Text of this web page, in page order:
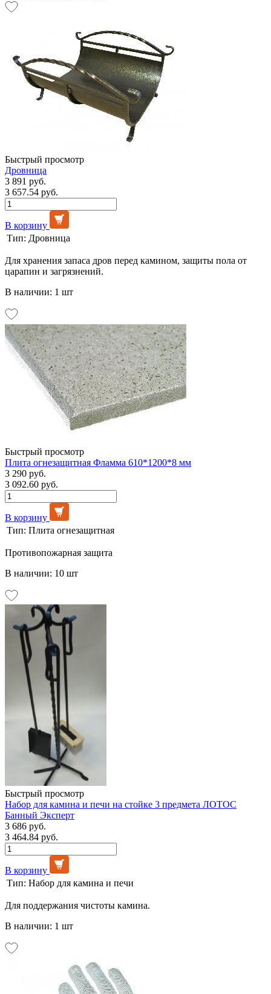
Быстрый просмотр
Дровница
3 891 руб.
3 657.54 руб.
В корзину
Тип: Дровница
Для хранения запаса дров перед камином, защиты пола от
царапин и загрязнений.
В наличии: 1 шт
Быстрый просмотр
Плита огнезащитная Фламма 610*1200*8 мм
3 290 руб.
3 092.60 руб.
В корзину
Тип: Плита огнезащитная
Противопожарная защита
В наличии: 10 шт
Быстрый просмотр
Набор для камина и печи на стойке 3 предмета ЛОТОС
Банный Эксперт
3 686 руб.
3 464.84 руб.
В корзину
Тип: Набор для камина и печи
Для поддержания чистоты камина.
В наличии: 1 шт